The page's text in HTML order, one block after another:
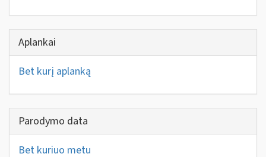
Aplankai
Bet kurį aplanką
Parodymo data
Bet kuriuo metu